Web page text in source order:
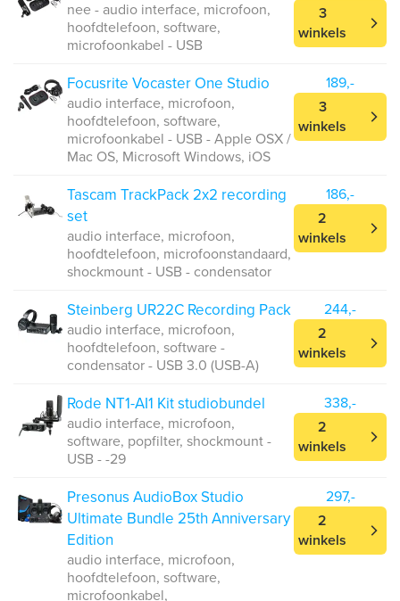
nee - audio interface, microfoon,
hoofdtelefoon, software,
microfoonkabel - USB
3
winkels
Focusrite Vocaster One Studio
audio interface, microfoon,
hoofdtelefoon, software,
microfoonkabel - USB - Apple OSX /
Mac OS, Microsoft Windows, iOS
189,-
3
winkels
Tascam TrackPack 2x2 recording
set
audio interface, microfoon,
hoofdtelefoon, microfoonstandaard,
shockmount - USB - condensator
186,-
2
winkels
Steinberg UR22C Recording Pack
audio interface, microfoon,
hoofdtelefoon, software -
condensator - USB 3.0 (USB-A)
244,-
2
winkels
Rode NT1-AI1 Kit studiobundel
audio interface, microfoon,
software, popfilter, shockmount -
USB - -29
338,-
2
winkels
Presonus AudioBox Studio
Ultimate Bundle 25th Anniversary
Edition
audio interface, microfoon,
hoofdtelefoon, software,
microfoonkabel,
297,-
2
winkels